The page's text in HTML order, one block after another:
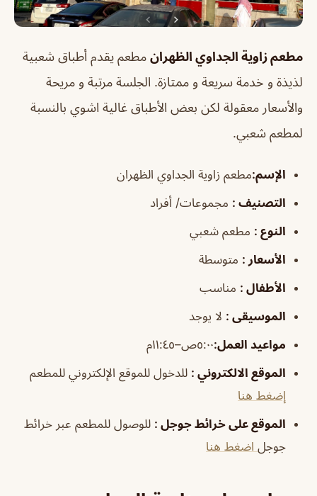
مطعم زاوية الجداوي الظهران مطعم يقدم أطباق شعبية
لذيذة و خدمة سريعة و ممتازة. الجلسة مرتبة و مريحة
والأسعار معقولة لكن بعض الأطباق غالية اشوي بالنسبة
لمطعم شعبي.
الإسم:مطعم زاوية الجداوي الظهران
التصنيف : مجموعات/ أفراد
النوع : مطعم شعبي
الأسعار : متوسطة
الأطفال : مناسب
الموسيقى : لا يوجد
مواعيد العمل:٥:٠٠ص–١١:٤٥م
الموقع الالكتروني : للدخول للموقع الإلكتروني للمطعم
إضغط هنا
الموقع على خرائط جوجل : للوصول للمطعم عبر خرائط
جوجل اضغط هنا